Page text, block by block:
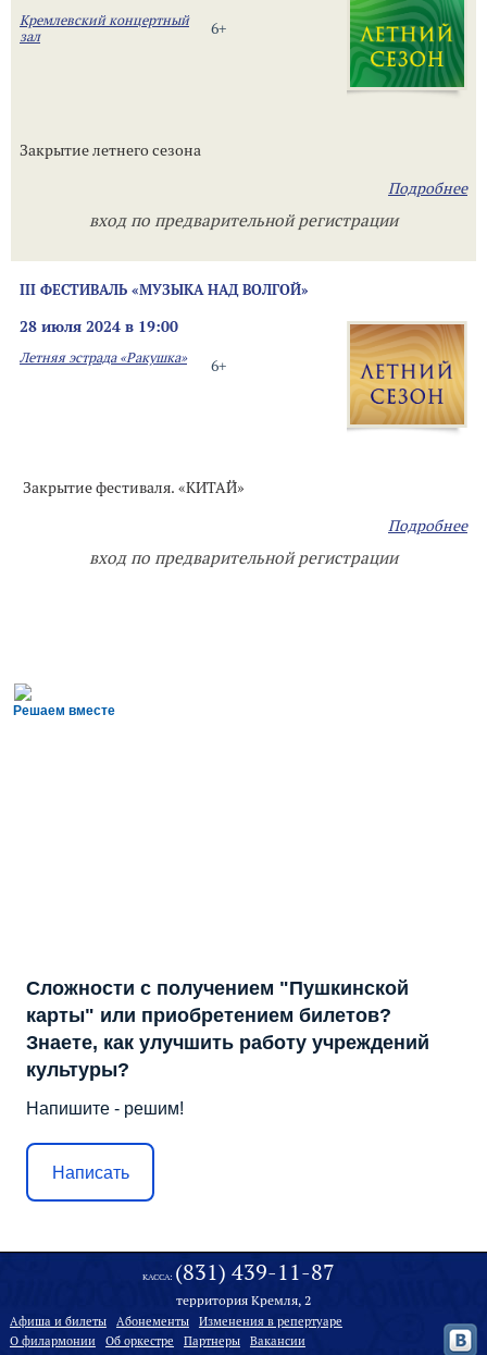
6+
Кремлевский концертный
зал
Закрытие летнего сезона
Подробнее
вход по предварительной регистрации
III ФЕСТИВАЛЬ «МУЗЫКА НАД ВОЛГОЙ»
28 июля 2024 в 19:00
6+
Летняя эстрада «Ракушка»
Закрытие фестиваля. «КИТАЙ»
Подробнее
вход по предварительной регистрации
Решаем вместе
Сложности с получением "Пушкинской
карты" или приобретением билетов?
Знаете, как улучшить работу учреждений
культуры?
Напишите - решим!
Написать
КАССА: (831) 439-11-87
территория Кремля, 2
Афиша и билеты Абонементы
Изменения в репертуаре
О филармонии
Oб оркестре Партнеры
Вакансии